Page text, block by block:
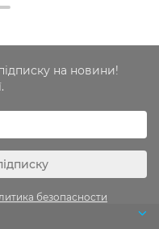
на новини!
безопасности